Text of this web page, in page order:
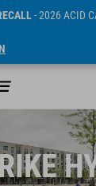
- 2026 ACID